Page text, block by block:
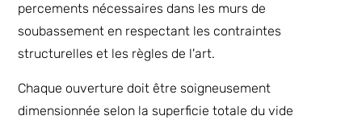
percements nécessaires dans les murs de
soubassement en respectant les contraintes
structurelles et les règles de l'art.
Chaque ouverture doit être soigneusement
dimensionnée selon la superficie totale du vide